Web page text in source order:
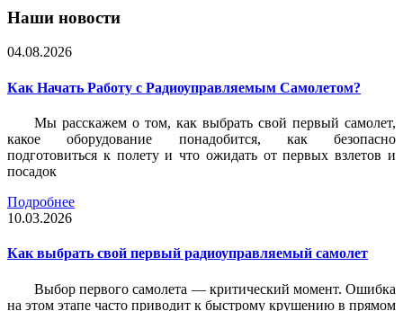
Наши новости
04.08.2026
Как Начать Работу с Радиоуправляемым Самолетом?
Мы расскажем о том, как выбрать свой первый самолет,
какое оборудование понадобится, как безопасно
подготовиться к полету и что ожидать от первых взлетов и
посадок
Подробнее
10.03.2026
Как выбрать свой первый радиоуправляемый самолет
Выбор первого самолета — критический момент. Ошибка
на этом этапе часто приводит к быстрому крушению в прямом